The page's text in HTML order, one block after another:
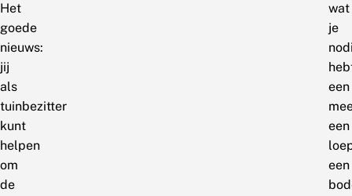
Het
goede
nieuws:
jij
als
tuinbezitter
kunt
helpen
om
de
wat
je
een
een
een